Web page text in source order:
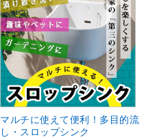
マルチに使えて便利！多目的流
し・スロップシンク